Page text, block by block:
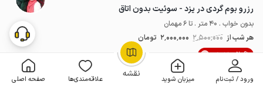
نقشه ورود / ثبت‌نام میزبان شوید علاقه‌مندی‌ها صفحه اصلی
OpenStreetMap
رزرو بوم گردی در یزد - سوئیت بدون اتاق
بدون خواب . 40 متر . تا 6 مهمان
هر شب از 2٬500٬000 2٬000٬000 تومان
20% تخفیف